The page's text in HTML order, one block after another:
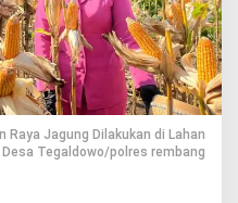
Raya Jagung Dilakukan di Lahan
Desa Tegaldowo/polres rembang